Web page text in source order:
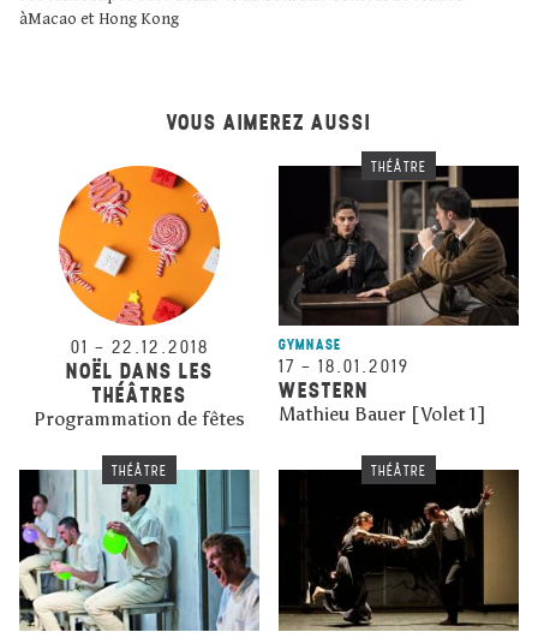
àMacao et Hong Kong
VOUS AIMEREZ AUSSI
01 – 22.12.2018
NOËL DANS LES
THÉÂTRES
Programmation de fêtes
THÉÂTRE
GYMNASE
17 – 18.01.2019
WESTERN
Mathieu Bauer [Volet 1]
THÉÂTRE THÉÂTRE